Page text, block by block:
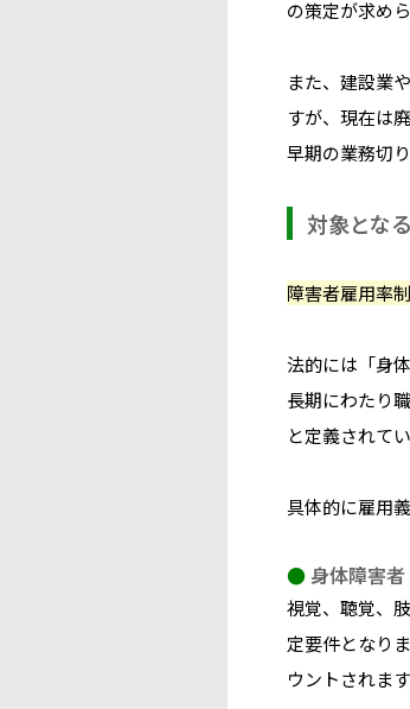
の策定が求めら
また、建設業
すが、現在は
早期の業務切
対象とな
障害者雇用率
法的には「身
長期にわたり
と定義されて
具体的に雇用
● 身体障害者
視覚、聴覚、
定要件となり
ウントされます